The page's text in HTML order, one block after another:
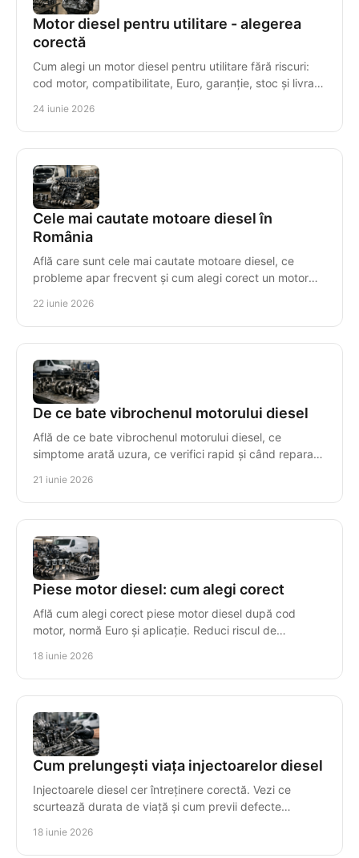
Motor diesel pentru utilitare - alegerea
corectă
Cum alegi un motor diesel pentru utilitare fără riscuri:
cod motor, compatibilitate, Euro, garanție, stoc și livrare
24 iunie 2026
Cele mai cautate motoare diesel în
România
Află care sunt cele mai cautate motoare diesel, ce
probleme apar frecvent și cum alegi corect un motor
22 iunie 2026
De ce bate vibrochenul motorului diesel
Află de ce bate vibrochenul motorului diesel, ce
simptome arată uzura, ce verifici rapid și când reparația
21 iunie 2026
Piese motor diesel: cum alegi corect
Află cum alegi corect piese motor diesel după cod
motor, normă Euro și aplicație. Reduci riscul de
18 iunie 2026
Cum prelungești viața injectoarelor diesel
Injectoarele diesel cer întreținere corectă. Vezi ce
scurtează durata de viață și cum previi defecte
18 iunie 2026